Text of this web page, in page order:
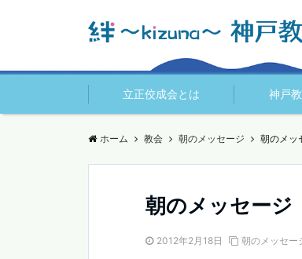
立正佼成会とは 神戸
ホーム 教会 朝のメッセージ 朝のメッ
朝のメッセージ
2012年2月18日 朝のメッセー